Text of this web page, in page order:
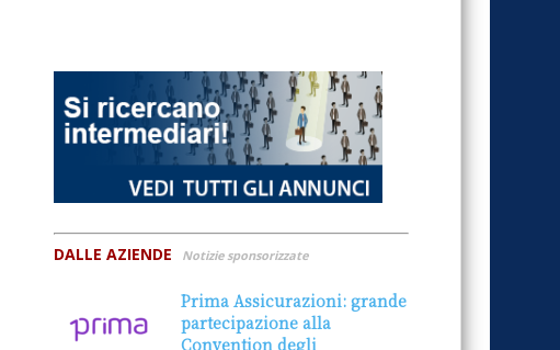
DALLE AZIENDE Notizie sponsorizzate
Prima Assicurazioni: grande
partecipazione alla
Convention degli